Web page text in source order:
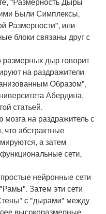
Были Симплексы,
Размерности", или
блоки связаны друг с
дыр говорит
на раздражители
Образом",
Абердина,
статьей.
на раздражитель с
абстрактные
а затем
сети,
нейронные сети
Затем эти сети
с "дырами" между
высокоразмерные